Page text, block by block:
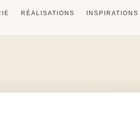
RÉALISATIONS INSPIRATIONS